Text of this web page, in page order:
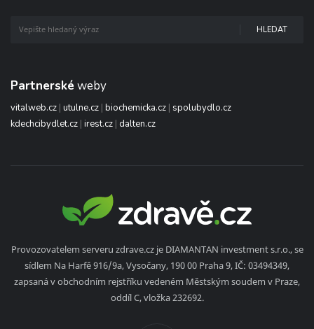
HLEDAT
Partnerské weby
vitalweb.cz | utulne.cz | biochemicka.cz | spolubydlo.cz
kdechcibydlet.cz | irest.cz | dalten.cz
Provozovatelem serveru zdrave.cz je DIAMANTAN investment s.r.o., se
sídlem Na Harfě 916/9a, Vysočany, 190 00 Praha 9, IČ: 03494349,
zapsaná v obchodním rejstříku vedeném Městským soudem v Praze,
oddíl C, vložka 232692.